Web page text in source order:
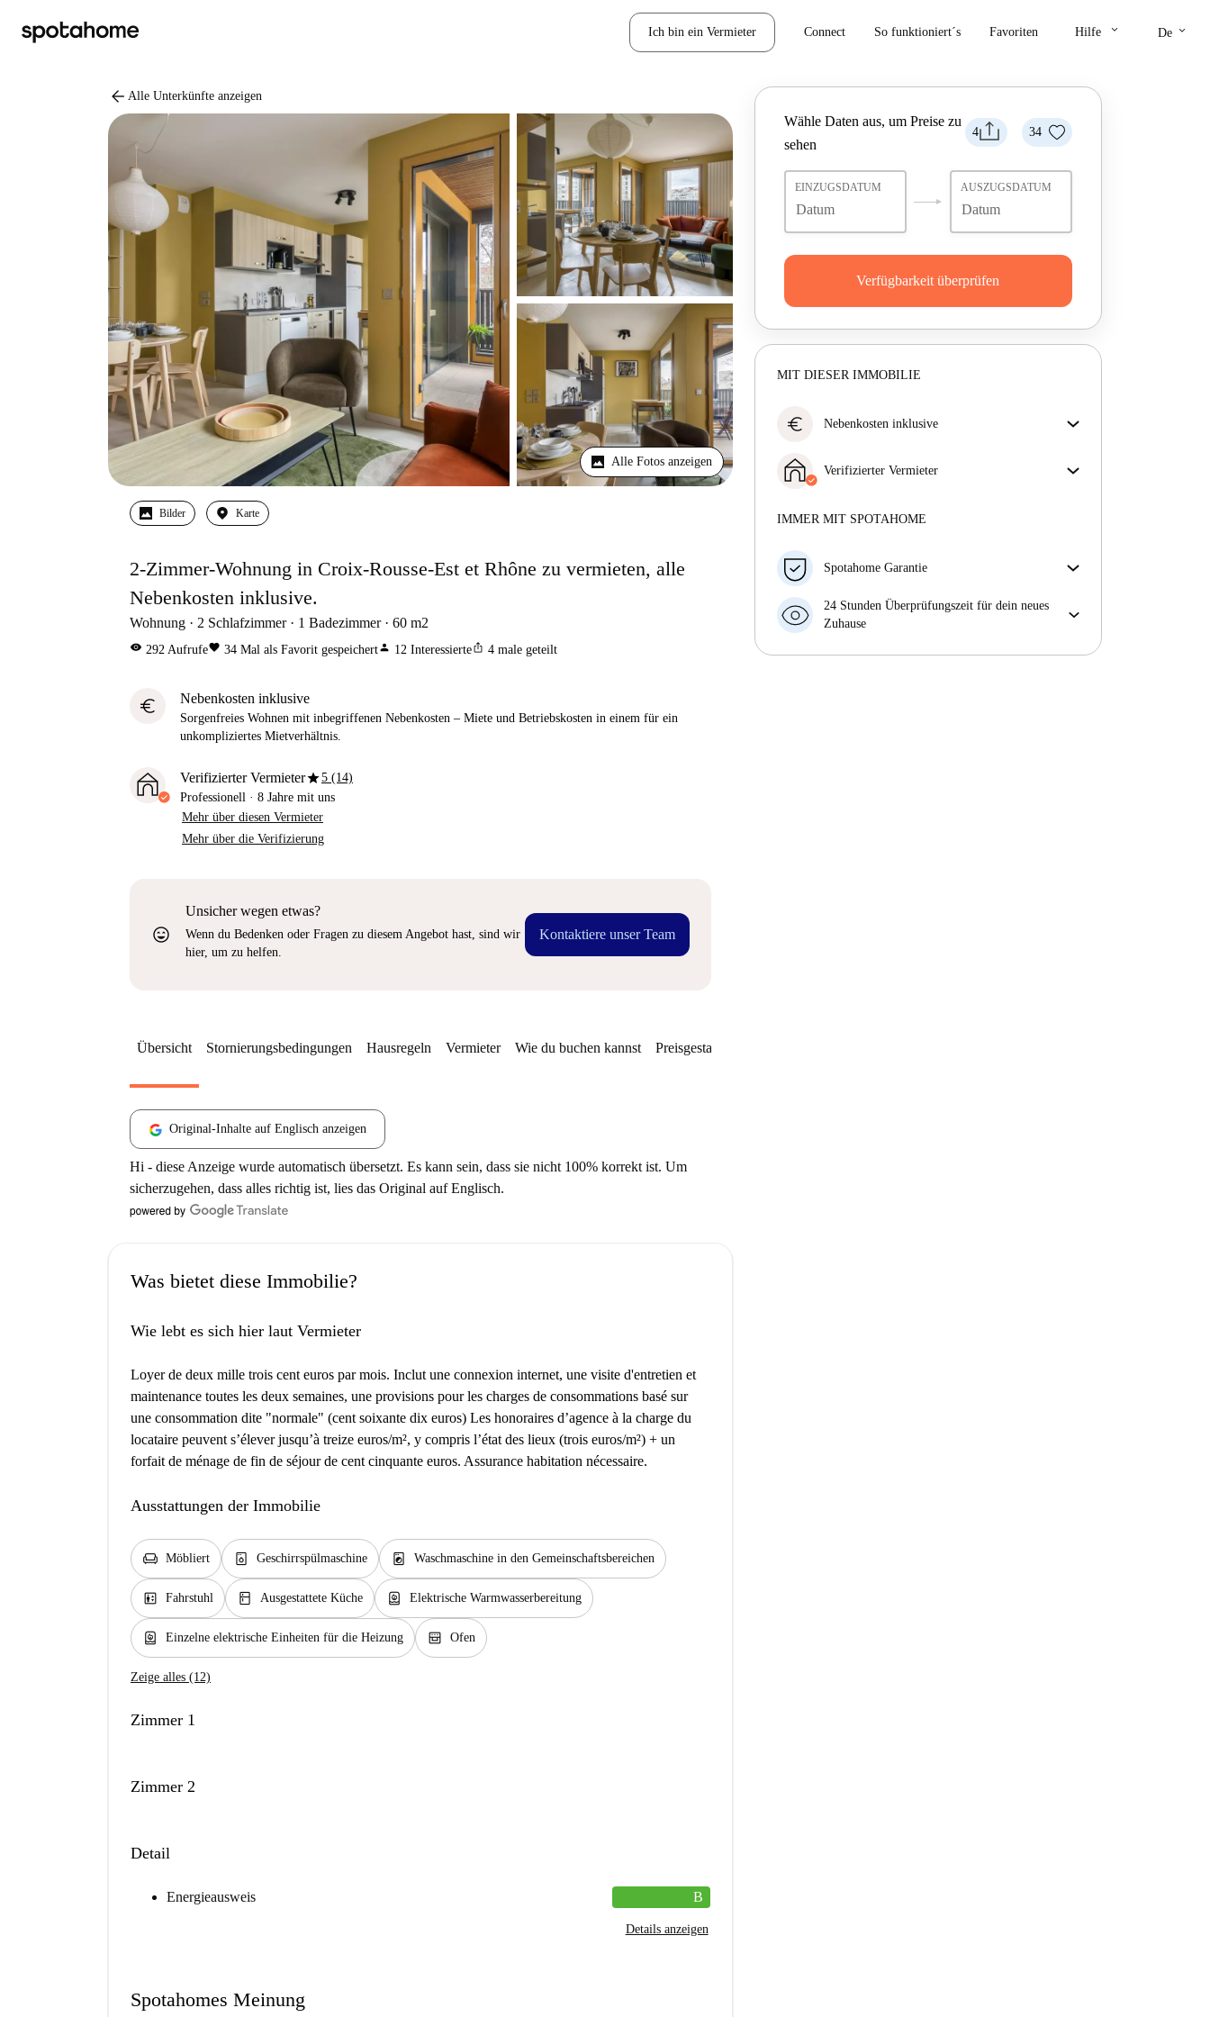
Ich bin ein Vermieter Connect So funktioniert´s Favoriten Hilfe keyboard_arrow_down De keyboard_arrow_down
arrow_back Alle Unterkünfte anzeigen
Alle Fotos anzeigen
Bilder Karte
2-Zimmer-Wohnung in Croix-Rousse-Est et Rhône zu vermieten, alle
Nebenkosten inklusive.
Wohnung 2 Schlafzimmer 1 Badezimmer 60 m2
visibility 292 Aufrufefavorite 34 Mal als Favorit gespeichertperson 12 Interessierteios_share 4 male geteilt
euro Nebenkosten inklusive
Sorgenfreies Wohnen mit inbegriffenen Nebenkosten – Miete und Betriebskosten in einem für ein
unkompliziertes Mietverhältnis.
Verifizierter Vermieterstar5 (14)
Professionell · 8 Jahre mit uns
Mehr über diesen Vermieter
Mehr über die Verifizierung
sentiment_very_satisfied
Unsicher wegen etwas?
Wenn du Bedenken oder Fragen zu diesem Angebot hast, sind wir
hier, um zu helfen.
Kontaktiere unser Team
4 34
Wähle Daten aus, um Preise zu
sehen
EINZUGSDATUM AUSZUGSDATUM
Verfügbarkeit überprüfen
MIT DIESER IMMOBILIE
euro Nebenkosten inklusive
– Miete und Betriebskosten in einem für ein
unkompliziertes Mietverhältnis.
Verifizierter Vermieter
Mehr über diesen Vermieter
IMMER MIT SPOTAHOME
Spotahome Garantie
Falls der Vermieter deine Buchung kurzfristig
storniert, werden wir dir entweder A) ein Hotel
finden oder B) den gezahlten Betrag vollständig
24 Stunden Überprüfungszeit für dein neues
Zuhause
Übersicht Stornierungsbedingungen Hausregeln Vermieter Wie du buchen kannst Preisgestaltung
Original-Inhalte auf Englisch anzeigen
Hi - diese Anzeige wurde automatisch übersetzt. Es kann sein, dass sie nicht 100% korrekt ist. Um
sicherzugehen, dass alles richtig ist, lies das Original auf Englisch.
Was bietet diese Immobilie?
Wie lebt es sich hier laut Vermieter
Loyer de deux mille trois cent euros par mois. Inclut une connexion internet, une visite d'entretien et
maintenance toutes les deux semaines, une provisions pour les charges de consommations basé sur
une consommation dite "normale" (cent soixante dix euros) Les honoraires d’agence à la charge du
locataire peuvent s’élever jusqu’à treize euros/m², y compris l’état des lieux (trois euros/m²) + un
forfait de ménage de fin de séjour de cent cinquante euros. Assurance habitation nécessaire.
Ausstattungen der Immobilie
chair Möbliert dishwasher_gen Geschirrspülmaschine local_laundry_service Waschmaschine in den Gemeinschaftsbereichen
elevator Fahrstuhl kitchen Ausgestattete Küche water_heater Elektrische Warmwasserbereitung
water_heater Einzelne elektrische Einheiten für die Heizung oven_gen Ofen
Zeige alles (12)
Zimmer 1
Zimmer 2
Detail
Energieausweis B
Details anzeigen
Spotahomes Meinung